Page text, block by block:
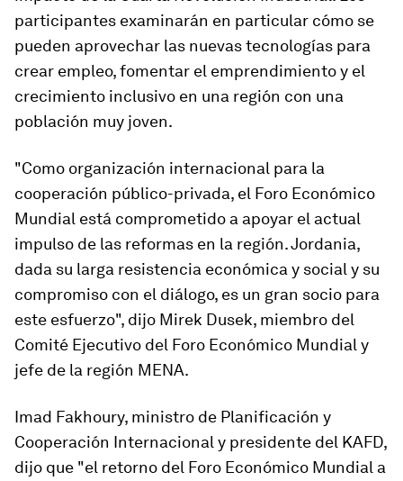
participantes examinarán en particular cómo se
pueden aprovechar las nuevas tecnologías para
crear empleo, fomentar el emprendimiento y el
crecimiento inclusivo en una región con una
población muy joven.
"Como organización internacional para la
cooperación público-privada, el Foro Económico
Mundial está comprometido a apoyar el actual
impulso de las reformas en la región. Jordania,
dada su larga resistencia económica y social y su
compromiso con el diálogo, es un gran socio para
este esfuerzo", dijo Mirek Dusek, miembro del
Comité Ejecutivo del Foro Económico Mundial y
jefe de la región MENA.
Imad Fakhoury, ministro de Planificación y
Cooperación Internacional y presidente del KAFD,
dijo que "el retorno del Foro Económico Mundial a